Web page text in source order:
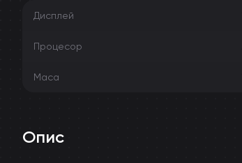
Дисплей
Процесор
Маса
Опис